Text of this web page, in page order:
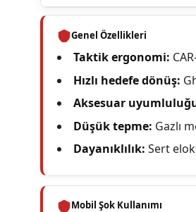
Genel Özellikleri
Taktik ergonomi:
Hızlı hedefe dönüş:
Aksesuar
Düşük tepme: Gazlı
Dayanıklılık: Sert
Mobil Şok Kullanımı